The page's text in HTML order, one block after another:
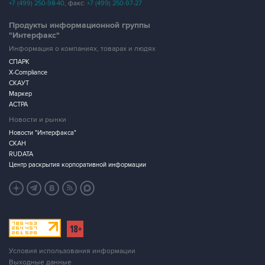
+7 (499) 250-98-40, факс: +7 (499) 250-97-27
Продукты информационной группы
"Интерфакс"
Информация о компаниях, товарах и людях
СПАРК
X-Compliance
СКАУТ
Маркер
АСТРА
Новости и рынки
Новости "Интерфакса"
СКАН
RUDATA
Центр раскрытия корпоративной информации
Условия использования информации
Выходные данные